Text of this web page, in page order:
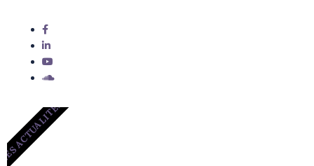
ACTUALITÉS